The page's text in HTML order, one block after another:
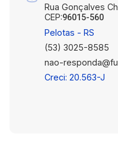
Rua Gonçalves
CEP:96015-560
Pelotas - RS
(53) 3025-8585
nao-
Creci: 20.563-J